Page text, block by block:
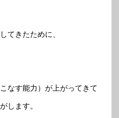
てきたために、
なす能力）が上がってきて
します。